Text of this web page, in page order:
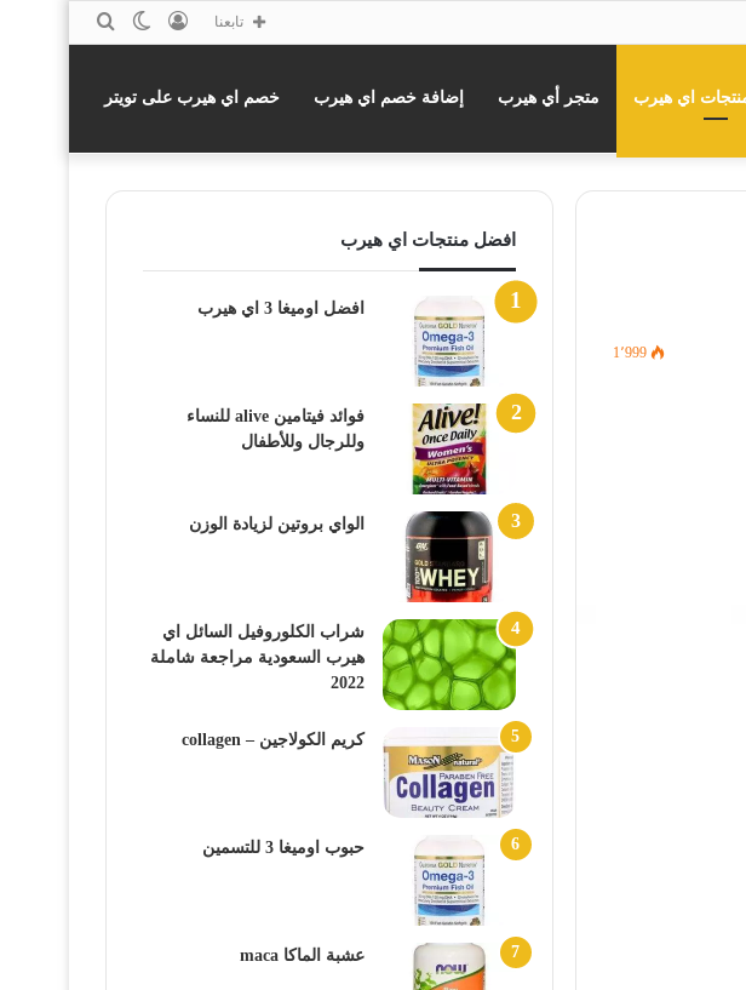
بحثالوضعتسجيل تابعنا
اي هيرب متجر أي هيرب إضافة خصم اي هيرب خصم اي هيرب على تويتر
1٬999
افضل منتجات اي هيرب
افضل اوميغا 3 اي هيرب
فوائد فيتامين alive للنساء
وللرجال وللأطفال
الواي بروتين لزيادة الوزن
شراب الكلوروفيل السائل اي
هيرب السعودية مراجعة شاملة
2022
كريم الكولاجين – collagen
حبوب اوميغا 3 للتسمين
عشبة الماكا maca